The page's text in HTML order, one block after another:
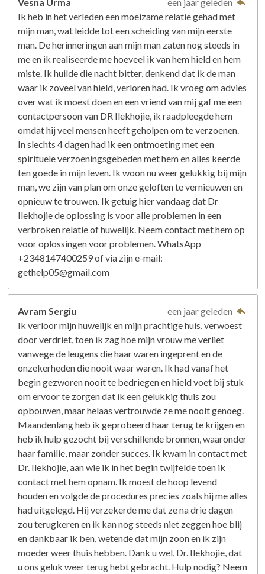
Ik heb in het verleden een moeizame relatie gehad met
mijn man, wat leidde tot een scheiding van mijn eerste
man. De herinneringen aan mijn man zaten nog steeds in
me en ik realiseerde me hoeveel ik van hem hield en hem
miste. Ik huilde die nacht bitter, denkend dat ik de man
waar ik zoveel van hield, verloren had. Ik vroeg om advies
over wat ik moest doen en een vriend van mij gaf me een
contactpersoon van DR Ilekhojie, ik raadpleegde hem
omdat hij veel mensen heeft geholpen om te verzoenen.
In slechts 4 dagen had ik een ontmoeting met een
spirituele verzoeningsgebeden met hem en alles keerde
ten goede in mijn leven. Ik woon nu weer gelukkig bij mijn
man, we zijn van plan om onze geloften te vernieuwen en
opnieuw te trouwen. Ik getuig hier vandaag dat Dr
Ilekhojie de oplossing is voor alle problemen in een
verbroken relatie of huwelijk. Neem contact met hem op
voor oplossingen voor problemen. WhatsApp
+2348147400259 of via zijn e-mail:
gethelp05@gmail.com
Avram Sergiu
een jaar geleden
Ik verloor mijn huwelijk en mijn prachtige huis, verwoest
door verdriet, toen ik zag hoe mijn vrouw me verliet
vanwege de leugens die haar waren ingeprent en de
onzekerheden die nooit waar waren. Ik had vanaf het
begin gezworen nooit te bedriegen en hield voet bij stuk
om ervoor te zorgen dat ik een gelukkig thuis zou
opbouwen, maar helaas vertrouwde ze me nooit genoeg.
Maandenlang heb ik geprobeerd haar terug te krijgen en
heb ik hulp gezocht bij verschillende bronnen, waaronder
haar familie, maar zonder succes. Ik kwam in contact met
Dr. Ilekhojie, aan wie ik in het begin twijfelde toen ik
contact met hem opnam. Ik moest de hoop levend
houden en volgde de procedures precies zoals hij me alles
had uitgelegd. Hij verzekerde me dat ze na drie dagen
zou terugkeren en ik kan nog steeds niet zeggen hoe blij
en dankbaar ik ben, wetende dat mijn zoon en ik zijn
moeder weer thuis hebben. Dank u wel, Dr. Ilekhojie, dat
u ons geluk weer terug hebt gebracht. Hulp nodig? Neem